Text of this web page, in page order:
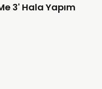
3' Hala Yapım